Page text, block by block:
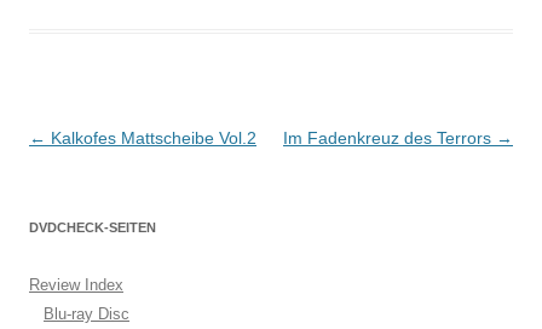
Beitragsnavigation
← Kalkofes Mattscheibe Vol.2 Im Fadenkreuz des Terrors →
DVDCHECK-SEITEN
Review Index
Blu-ray Disc